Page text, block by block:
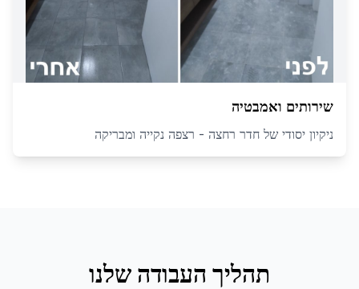
שירותים ואמבטיה
ניקיון יסודי של חדר רחצה - רצפה נקייה ומבריקה
תהליך העבודה שלנו